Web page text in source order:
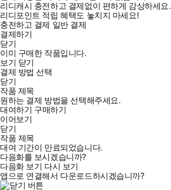
리디캐시 충전하고 결제없이 편하게 감상하세요.
리디포인트 적립 혜택도 놓치지 마세요!
충전하고 결제 일반 결제
결제하기
닫기
이미 구매한 작품입니다.
보기 닫기
결제 방법 선택
닫기
작품 제목
원하는 결제 방법을 선택해주세요.
대여하기 구매하기
이어보기
닫기
작품 제목
대여 기간이 만료되었습니다.
다음화를 보시겠습니까?
다음화 보기 다시 보기
앱으로 연결해서 다운로드하시겠습니까?